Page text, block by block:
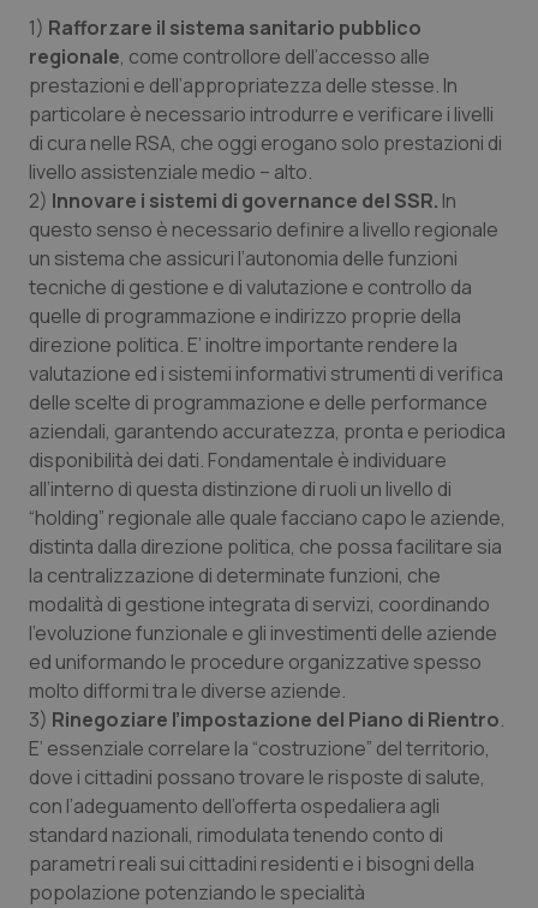
Tumore al seno
Tumore ovarico
Tumori del Polmone & Testa Collo
Tumori gastrointestinali
Ulcera & Reflusso
Vaccini
1) Rafforzare il sistema sanitario pubblico
regionale, come controllore dell’accesso alle
prestazioni e dell’appropriatezza delle stesse. In
particolare è necessario introdurre e verificare i livelli
di cura nelle RSA, che oggi erogano solo prestazioni di
livello assistenziale medio – alto.
2) Innovare i sistemi di governance del SSR. In
questo senso è necessario definire a livello regionale
un sistema che assicuri l’autonomia delle funzioni
tecniche di gestione e di valutazione e controllo da
quelle di programmazione e indirizzo proprie della
direzione politica. E’ inoltre importante rendere la
valutazione ed i sistemi informativi strumenti di verifica
delle scelte di programmazione e delle performance
aziendali, garantendo accuratezza, pronta e periodica
disponibilità dei dati. Fondamentale è individuare
all’interno di questa distinzione di ruoli un livello di
“holding” regionale alle quale facciano capo le aziende,
distinta dalla direzione politica, che possa facilitare sia
la centralizzazione di determinate funzioni, che
modalità di gestione integrata di servizi, coordinando
l’evoluzione funzionale e gli investimenti delle aziende
ed uniformando le procedure organizzative spesso
molto difformi tra le diverse aziende.
3) Rinegoziare l’impostazione del Piano di Rientro.
E’ essenziale correlare la “costruzione” del territorio,
dove i cittadini possano trovare le risposte di salute,
con l’adeguamento dell’offerta ospedaliera agli
standard nazionali, rimodulata tenendo conto di
parametri reali sui cittadini residenti e i bisogni della
popolazione potenziando le specialità